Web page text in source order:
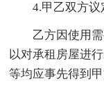
4.甲乙双方议
乙方因使用
以对承租房屋进
等均应事先得到